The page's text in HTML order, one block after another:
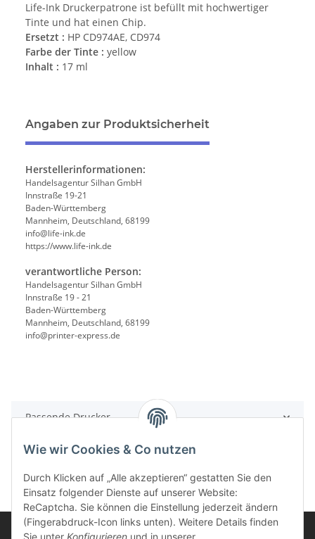
Life-Ink Druckerpatrone ist befüllt mit hochwertiger
Tinte und hat einen Chip.
Ersetzt : HP CD974AE, CD974
Farbe der Tinte : yellow
Inhalt : 17 ml
Angaben zur Produktsicherheit
Herstellerinformationen:
Handelsagentur Silhan GmbH
Innstraße 19-21
Baden-Württemberg
Mannheim, Deutschland, 68199
info@life-ink.de
https://www.life-ink.de
verantwortliche Person:
Handelsagentur Silhan GmbH
Innstraße 19 - 21
Baden-Württemberg
Mannheim, Deutschland, 68199
info@printer-express.de
Passende Drucker
Wie wir Cookies & Co nutzen
Durch Klicken auf „Alle akzeptieren“ gestatten Sie den
Einsatz folgender Dienste auf unserer Website:
ReCaptcha. Sie können die Einstellung jederzeit ändern
(Fingerabdruck-Icon links unten). Weitere Details finden